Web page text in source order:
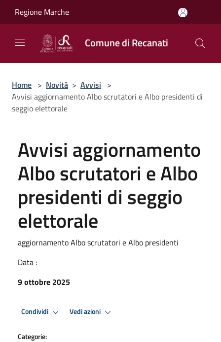
Regione Marche
Comune di Recanati
Home > Novità > Avvisi >
Avvisi aggiornamento Albo scrutatori e Albo presidenti di
seggio elettorale
Avvisi aggiornamento
Albo scrutatori e Albo
presidenti di seggio
elettorale
aggiornamento Albo scrutatori e Albo presidenti
Data :
9 ottobre 2025
Condividi Vedi azioni
Categorie: